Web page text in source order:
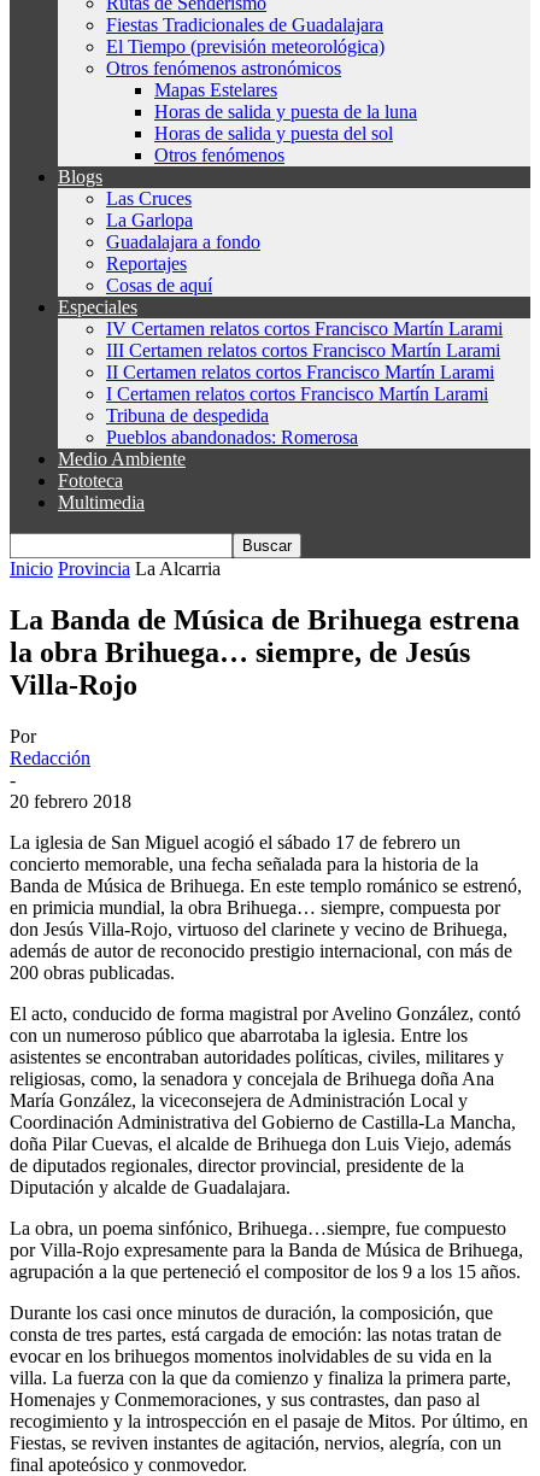
Fiestas Tradicionales de Guadalajara
El Tiempo (previsión meteorológica)
Otros fenómenos astronómicos
Mapas Estelares
Horas de salida y puesta de la luna
Horas de salida y puesta del sol
Otros fenómenos
Blogs
Las Cruces
La Garlopa
Guadalajara a fondo
Reportajes
Cosas de aquí
Especiales
IV Certamen relatos cortos Francisco Martín Larami
III Certamen relatos cortos Francisco Martín Larami
II Certamen relatos cortos Francisco Martín Larami
I Certamen relatos cortos Francisco Martín Larami
Tribuna de despedida
Pueblos abandonados: Romerosa
Medio Ambiente
Fototeca
Multimedia
Inicio Provincia La Alcarria
La Banda de Música de Brihuega estrena
la obra Brihuega… siempre, de Jesús
Villa-Rojo
Por
Redacción
-
20 febrero 2018
La iglesia de San Miguel acogió el sábado 17 de febrero un
concierto memorable, una fecha señalada para la historia de la
Banda de Música de Brihuega. En este templo románico se estrenó,
en primicia mundial, la obra Brihuega… siempre, compuesta por
don Jesús Villa-Rojo, virtuoso del clarinete y vecino de Brihuega,
además de autor de reconocido prestigio internacional, con más de
200 obras publicadas.
El acto, conducido de forma magistral por Avelino González, contó
con un numeroso público que abarrotaba la iglesia. Entre los
asistentes se encontraban autoridades políticas, civiles, militares y
religiosas, como, la senadora y concejala de Brihuega doña Ana
María González, la viceconsejera de Administración Local y
Coordinación Administrativa del Gobierno de Castilla-La Mancha,
doña Pilar Cuevas, el alcalde de Brihuega don Luis Viejo, además
de diputados regionales, director provincial, presidente de la
Diputación y alcalde de Guadalajara.
La obra, un poema sinfónico, Brihuega…siempre, fue compuesto
por Villa-Rojo expresamente para la Banda de Música de Brihuega,
agrupación a la que perteneció el compositor de los 9 a los 15 años.
Durante los casi once minutos de duración, la composición, que
consta de tres partes, está cargada de emoción: las notas tratan de
evocar en los brihuegos momentos inolvidables de su vida en la
villa. La fuerza con la que da comienzo y finaliza la primera parte,
Homenajes y Conmemoraciones, y sus contrastes, dan paso al
recogimiento y la introspección en el pasaje de Mitos. Por último, en
Fiestas, se reviven instantes de agitación, nervios, alegría, con un
final apoteósico y conmovedor.